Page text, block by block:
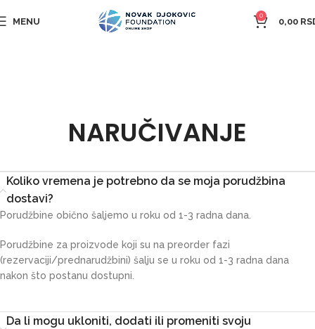
MENU
0
0,00
NARUČIVANJE
Koliko vremena je potrebno da se moja porudžbina
dostavi?
Porudžbine obično šaljemo u roku od 1-3 radna dana.
Porudžbine za proizvode koji su na preorder fazi
(rezervaciji/prednarudžbini) šalju se u roku od 1-3 radna dana
nakon što postanu dostupni.
Da li mogu ukloniti, dodati ili promeniti svoju